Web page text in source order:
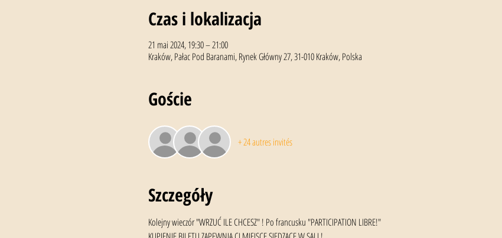
Czas i lokalizacja
21 mai 2024, 19:30 – 21:00
Kraków, Pałac Pod Baranami, Rynek Główny 27, 31-010 Kraków, Polska
Goście
+ 24 autres invités
Szczegóły
Kolejny wieczór "WRZUĆ ILE CHCESZ" ! Po francusku "PARTICIPATION LIBRE!"